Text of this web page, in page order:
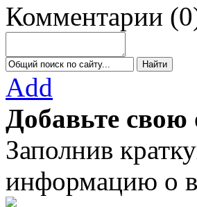
Комментарии (0
Add
Добавьте
Заполнив
информацию о